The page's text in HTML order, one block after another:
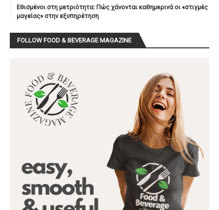
Εθισμένοι στη μετριότητα: Πώς χάνονται καθημερινά οι «στιγμές
μαγείας» στην εξυπηρέτηση
FOLLOW FOOD & BEVERAGE MAGAZINE